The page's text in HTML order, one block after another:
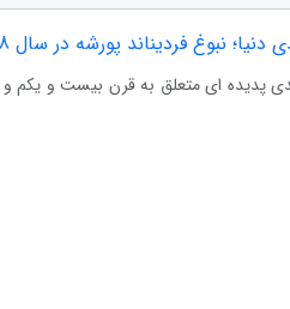
پدیده ای متعلق به قرن بیست و یکم و